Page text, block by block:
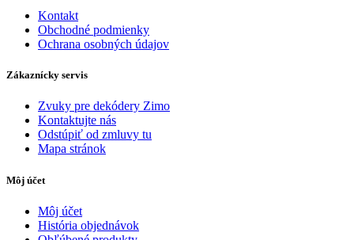
Kontakt
Obchodné podmienky
Ochrana osobných údajov
Zákaznícky servis
Zvuky pre dekódery Zimo
Kontaktujte nás
Odstúpiť od zmluvy tu
Mapa stránok
Môj účet
Môj účet
História objednávok